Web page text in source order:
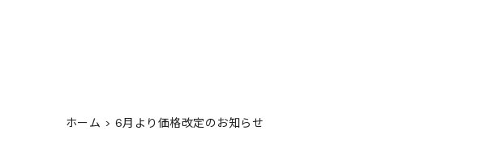
ホーム > 6月より価格改定のお知らせ